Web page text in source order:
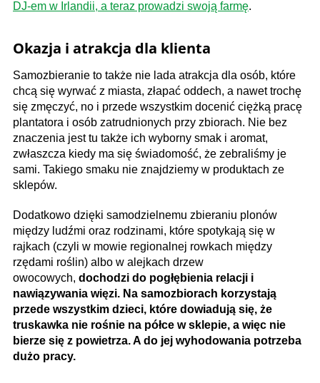
DJ-em w Irlandii, a teraz prowadzi swoją farmę.
Okazja i atrakcja dla klienta
Samozbieranie to także nie lada atrakcja dla osób, które
chcą się wyrwać z miasta, złapać oddech, a nawet trochę
się zmęczyć, no i przede wszystkim docenić ciężką pracę
plantatora i osób zatrudnionych przy zbiorach. Nie bez
znaczenia jest tu także ich wyborny smak i aromat,
zwłaszcza kiedy ma się świadomość, że zebraliśmy je
sami. Takiego smaku nie znajdziemy w produktach ze
sklepów.
Dodatkowo dzięki samodzielnemu zbieraniu plonów
między ludźmi oraz rodzinami, które spotykają się w
rajkach (czyli w mowie regionalnej rowkach między
rzędami roślin) albo w alejkach drzew
owocowych, dochodzi do pogłębienia relacji i
nawiązywania więzi. Na samozbiorach korzystają
przede wszystkim dzieci, które dowiadują się, że
truskawka nie rośnie na półce w sklepie, a więc nie
bierze się z powietrza. A do jej wyhodowania potrzeba
dużo pracy.